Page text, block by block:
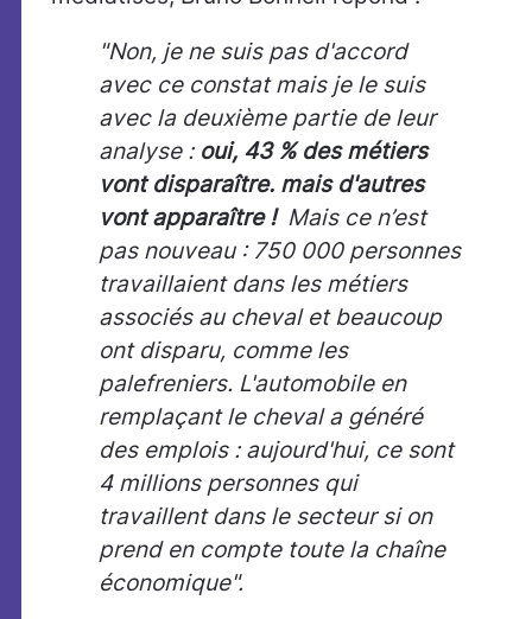
"Non, je ne suis pas d'accord
avec ce constat mais je le suis
avec la deuxième partie de leur
analyse : oui, 43 % des métiers
vont disparaître. mais d'autres
vont apparaître !Mais ce n’est
pas nouveau : 750 000 personnes
travaillaient dans les métiers
associés au cheval et beaucoup
ont disparu, comme les
palefreniers. L'automobile en
remplaçant le cheval a généré
des emplois : aujourd'hui, ce sont
4 millions personnes qui
travaillent dans le secteur si on
prend en compte toute la chaîne
économique".